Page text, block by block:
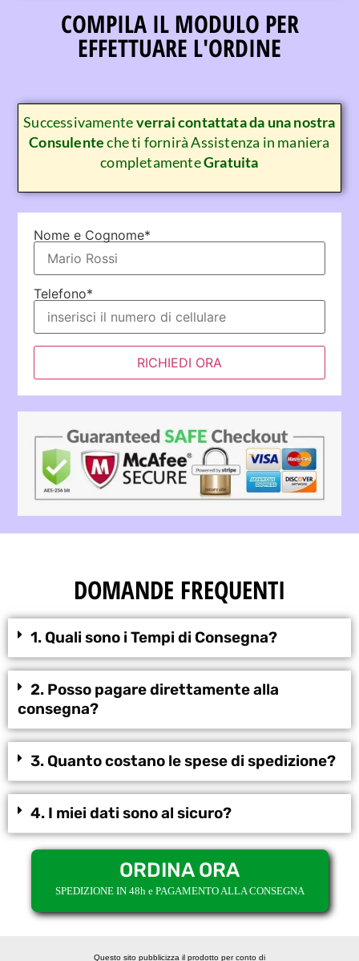
COMPILA IL MODULO PER
EFFETTUARE L'ORDINE
Successivamenteverrai contattata da una nostra
Consulenteche ti fornirà Assistenza in maniera
completamenteGratuita
Nome e Cognome*
Telefono*
RICHIEDI ORA
DOMANDE FREQUENTI
1. Quali sono i Tempi di Consegna?
2. Posso pagare direttamente alla
consegna?
3. Quanto costano le spese di spedizione?
4. I miei dati sono al sicuro?
ORDINA ORA
SPEDIZIONE IN 48h e PAGAMENTO ALLA CONSEGNA
Questo sito pubblicizza il prodotto per conto di